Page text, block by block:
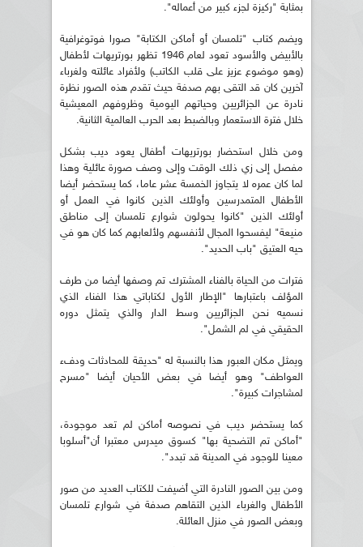
بمثابة "ركيزة لجزء كبير من أعماله".
ويضم كتاب "تلمسان أو أماكن الكتابة" صورا فوتوغرافية
بالأبيض والأسود تعود لعام 1946 تظهر بورتريهات لأطفال
(وهو موضوع عزيز على قلب الكاتب) ولأفراد عائلته ولغرباء
آخرين كان قد التقى بهم صدفة حيث تقدم هذه الصور نظرة
نادرة عن الجزائريين وحياتهم اليومية وظروفهم المعيشية
خلال فترة الاستعمار وبالضبط بعد الحرب العالمية الثانية.
ومن خلال استحضار بورتريهات أطفال يعود ديب بشكل
مفصل إلى زي ذلك الوقت وإلى وصف صورة عائلية وهذا
لما كان عمره لا يتجاوز الخمسة عشر عاما، كما يستحضر أيضا
الأطفال المتمدرسين وأولئك الذين كانوا في العمل أو
أولئك الذين "كانوا يحولون شوارع تلمسان إلى مناطق
منيعة" ليفسحوا المجال لأنفسهم ولألعابهم كما كان هو في
حيه العتيق "باب الحديد".
فترات من الحياة بالفناء المشترك تم وصفها أيضا من طرف
المؤلف باعتبارها "الإطار الأول لكتاباتي هذا الفناء الذي
نسميه نحن الجزائريين وسط الدار والذي يتمثل دوره
الحقيقي في لم الشمل".
ويمثل مكان العبور هذا بالنسبة له "حديقة للمحادثات ودفء
العواطف" وهو أيضا في بعض الأحيان أيضا "مسرح
لمشاجرات كبيرة".
كما يستحضر ديب في نصوصه أماكن لم تعد موجودة،
"أماكن تم التضحية بها" كسوق ميدرس معتبرا أن"أسلوبا
معينا للوجود في المدينة قد تبدد".
ومن بين الصور النادرة التي أضيفت للكتاب العديد من صور
الأطفال والغرباء الذين التقاهم صدفة في شوارع تلمسان
وبعض الصور في منزل العائلة.